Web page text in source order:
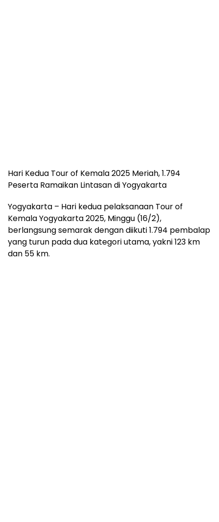
Hari Kedua Tour of Kemala 2025 Meriah, 1.794
Peserta Ramaikan Lintasan di Yogyakarta
Yogyakarta – Hari kedua pelaksanaan Tour of
Kemala Yogyakarta 2025, Minggu (16/2),
berlangsung semarak dengan diikuti 1.794 pembalap
yang turun pada dua kategori utama, yakni 123 km
dan 55 km.